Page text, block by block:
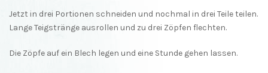
Jetzt in drei Portionen schneiden und nochmal in drei Teile teilen.
Lange Teigstränge ausrollen und zu drei Zöpfen flechten.
Die Zöpfe auf ein Blech legen und eine Stunde gehen lassen.